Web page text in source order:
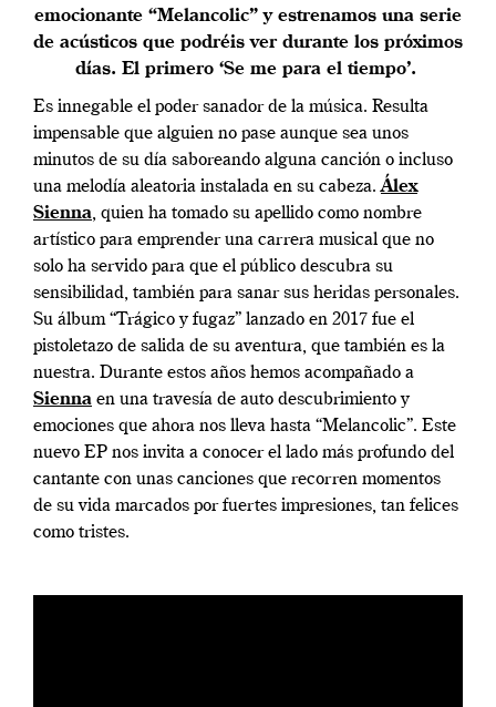
emocionante “Melancolic” y estrenamos una serie
de acústicos que podréis ver durante los próximos
días. El primero ‘Se me para el tiempo’.
Es innegable el poder sanador de la música. Resulta
impensable que alguien no pase aunque sea unos
minutos de su día saboreando alguna canción o incluso
una melodía aleatoria instalada en su cabeza.Álex
Sienna, quien ha tomado su apellido como nombre
artístico para emprender una carrera musical que no
solo ha servido para que el público descubra su
sensibilidad, también para sanar sus heridas personales.
Su álbum “Trágico y fugaz” lanzado en 2017 fue el
pistoletazo de salida de su aventura, que también es la
nuestra. Durante estos años hemos acompañado a
Sienna en una travesía de auto descubrimiento y
emociones que ahora nos lleva hasta “Melancolic”. Este
nuevo EP nos invita a conocer el lado más profundo del
cantante con unas canciones que recorren momentos
de su vida marcados por fuertes impresiones, tan felices
como tristes.